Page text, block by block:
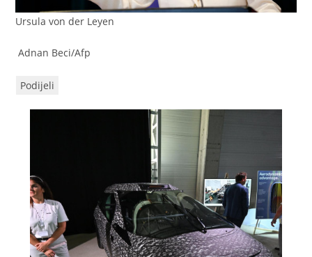
Ursula von der Leyen
Adnan Beci/Afp
Podijeli